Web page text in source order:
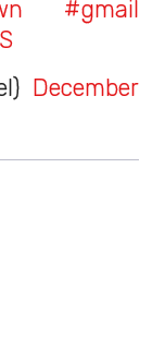
#gmail
December